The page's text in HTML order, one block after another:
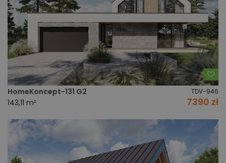
HomeKoncept-131 G2 TDV-946
143,11 m² 7390 zł